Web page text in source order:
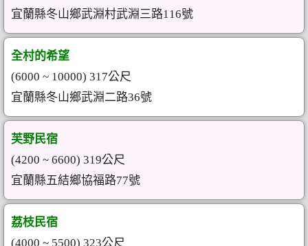
宜蘭縣冬山鄉武淵村武淵三路116號
全村的希望
(6000 ~ 10000) 317公尺
宜蘭縣冬山鄉武淵二路36號
芙野民宿
(4200 ~ 6600) 319公尺
宜蘭縣五結鄉協福路77號
荔枝民宿
(4000 ~ 5500) 323公尺